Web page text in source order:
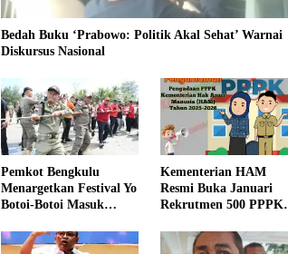
Bedah Buku ‘Prabowo: Politik Akal Sehat’ Warnai
Diskursus Nasional
Pemkot Bengkulu
Menargetkan Festival Yo
Botoi-Botoi Masuk
Nasional
Kementerian HAM
Resmi Buka Januari
Rekrutmen 500 PPPK,